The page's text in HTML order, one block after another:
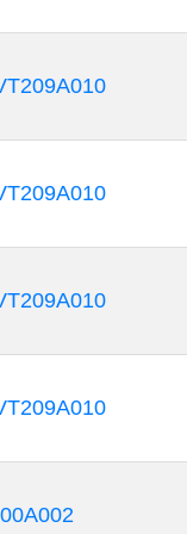
và thực tế là